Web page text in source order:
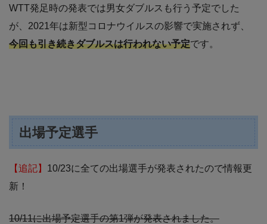
WTT発足時の発表では男女ダブルスも行う予定でした
が、2021年は新型コロナウイルスの影響で実施されず、
今回も引き続きダブルスは行われない予定です。
出場予定選手
【追記】 10/23に全ての出場選手が発表されたので情報更
新！
10/11に出場予定選手の第1弾が発表されました。